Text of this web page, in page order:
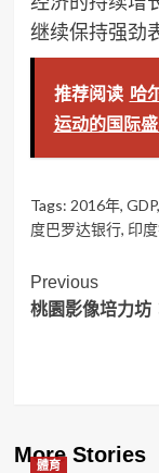
继续保持强劲
推荐阅读 哈
运动的国际
Tags: 2016年, GDP,
度巴罗达银行, 印
Post
Previous
桃園影像培力坊
More Stories
體育